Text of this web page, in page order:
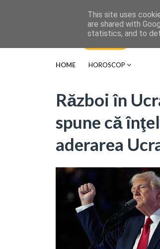
HOME HOROSCOP
Război în
spune că
aderarea
This site uses
are shared with
statistics, and to